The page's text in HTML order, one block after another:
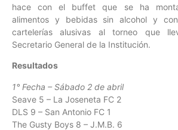
hace con el buffet que se ha
alimentos y bebidas sin alcohol y
cartelerías alusivas al torneo que
Secretario General de la Institución.
Resultados
1° Fecha – Sábado 2 de abril
Seave 5 – La Joseneta FC 2
DLS 9 – San Antonio FC 1
The Gusty Boys 8 – J.M.B. 6